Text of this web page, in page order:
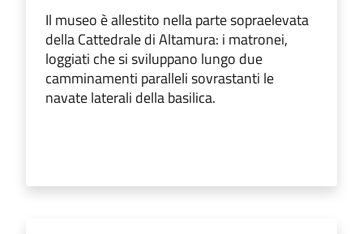
Il museo è allestito nella parte sopraelevata
della Cattedrale di Altamura: i matronei,
loggiati che si sviluppano lungo due
camminamenti paralleli sovrastanti le
navate laterali della basilica.